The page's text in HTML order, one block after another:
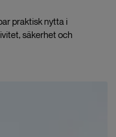
praktisk nytta i
säkerhet och